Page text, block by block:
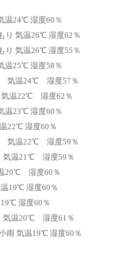
温24℃ 湿度60％
り 気温26℃ 湿度62％
り 気温26℃ 湿度55％
温25℃ 湿度58％
気温24℃ 湿度57％
温22℃ 湿度62％
温23℃ 湿度60％
22℃ 湿度60％
気温22℃ 湿度59％
温21℃ 湿度59％
20℃ 湿度60％
19℃ 湿度60％
湿度60％
温20℃ 湿度61％
雨 気温19℃ 湿度60％